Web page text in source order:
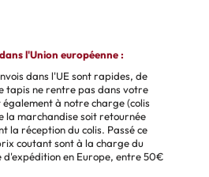
l'Union européenne :
dans l'UE sont rapides, de
tapis ne rentre pas dans votre
à notre charge (colis
la marchandise soit retournée
la réception du colis. Passé ce
coutant sont à la charge du
d'expédition en Europe, entre 50€